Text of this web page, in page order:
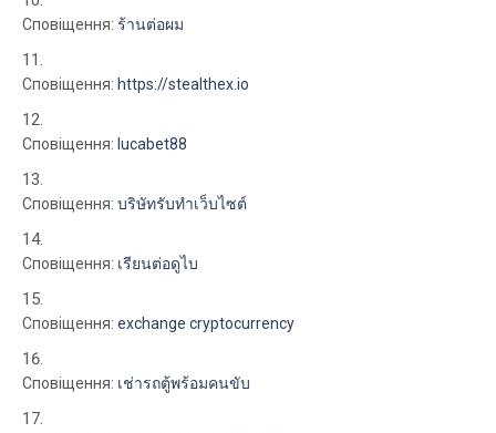
Сповіщення: ร้านต่อผม
Сповіщення: https://stealthex.io
Сповіщення: lucabet88
Сповіщення: บริษัทรับทำเว็บไซต์
Сповіщення: เรียนต่อดูไบ
Сповіщення: exchange cryptocurrency
Сповіщення: เช่ารถตู้พร้อมคนขับ